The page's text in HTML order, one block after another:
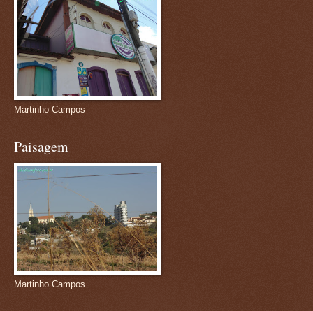
Martinho Campos
Paisagem
Martinho Campos